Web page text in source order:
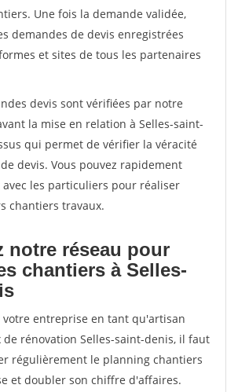
Une fois la demande validée,
demandes de devis enregistrées
et sites de tous les partenaires
devis sont vérifiées par notre
la mise en relation à Selles-saint-
qui permet de vérifier la véracité
devis. Vous pouvez rapidement
avec les particuliers pour réaliser
chantiers travaux.
notre réseau pour
chantiers à Selles-
votre entreprise en tant qu'artisan
de rénovation Selles-saint-denis, il faut
régulièrement le planning chantiers
et doubler son chiffre d'affaires.